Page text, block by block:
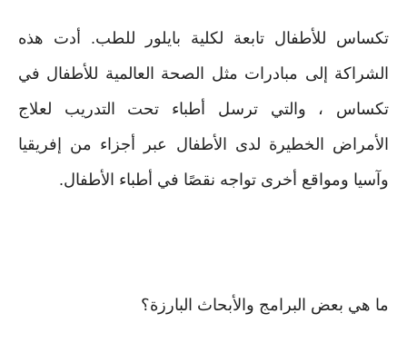
تكساس للأطفال تابعة لكلية بايلور للطب. أدت هذه
الشراكة إلى مبادرات مثل الصحة العالمية للأطفال في
تكساس ، والتي ترسل أطباء تحت التدريب لعلاج
الأمراض الخطيرة لدى الأطفال عبر أجزاء من إفريقيا
وآسيا ومواقع أخرى تواجه نقصًا في أطباء الأطفال.
ما هي بعض البرامج والأبحاث البارزة؟